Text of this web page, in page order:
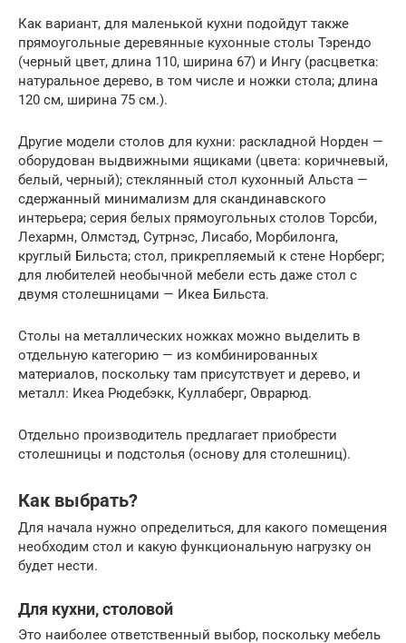
Как вариант, для маленькой кухни подойдут также
прямоугольные деревянные кухонные столы Тэрендо
(черный цвет, длина 110, ширина 67) и Ингу (расцветка:
натуральное дерево, в том числе и ножки стола; длина
120 см, ширина 75 см.).
Другие модели столов для кухни: раскладной Норден —
оборудован выдвижными ящиками (цвета: коричневый,
белый, черный); стеклянный стол кухонный Альста —
сдержанный минимализм для скандинавского
интерьера; серия белых прямоугольных столов Торсби,
Лехармн, Олмстэд, Сутрнэс, Лисабо, Морбилонга,
круглый Бильста; стол, прикрепляемый к стене Норберг;
для любителей необычной мебели есть даже стол с
двумя столешницами — Икеа Бильста.
Столы на металлических ножках можно выделить в
отдельную категорию — из комбинированных
материалов, поскольку там присутствует и дерево, и
металл: Икеа Рюдебэкк, Куллаберг, Оврарюд.
Отдельно производитель предлагает приобрести
столешницы и подстолья (основу для столешниц).
Как выбрать?
Для начала нужно определиться, для какого помещения
необходим стол и какую функциональную нагрузку он
будет нести.
Для кухни, столовой
Это наиболее ответственный выбор, поскольку мебель